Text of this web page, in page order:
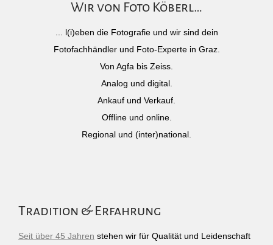
Wir von Foto Köberl…
... l(i)eben die Fotografie und wir sind dein
Fotofachhändler und Foto-Experte in Graz.
Von Agfa bis Zeiss.
Analog und digital.
Ankauf und Verkauf.
Offline und online.
Regional und (inter)national.
Tradition & Erfahrung
Seit über 45 Jahren stehen wir für Qualität und Leidenschaft